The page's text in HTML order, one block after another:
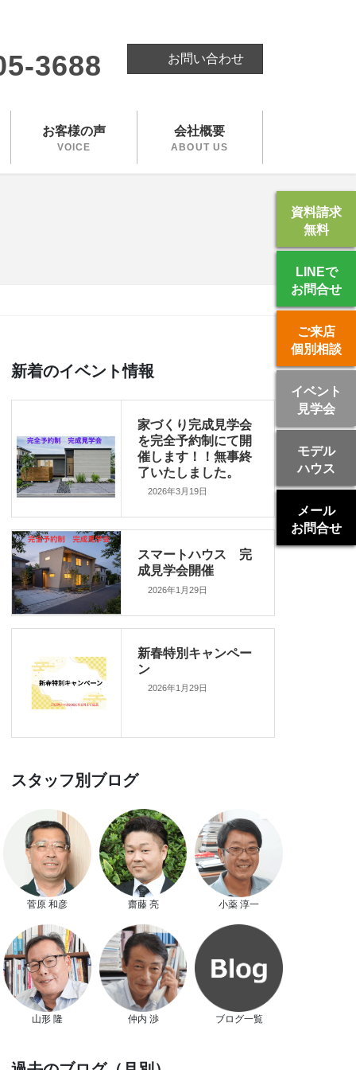
3688 お問い合わせ
お客様の声
VOICE
会社概要
ABOUT US
新着のイベント情報
家づくり完成見学会
を完全予約制にて開
催します！！無事終
了いたしました。
2026年3月19日
スマートハウス 完
成見学会開催
2026年1月29日
新春特別キャンペー
ン
2026年1月29日
スタッフ別ブログ
菅原 和彦 齋藤 亮 小薬 淳一
山形 隆 仲内 渉 ブログ一覧
資料請求
無料
LINEで
お問合せ
ご来店
個別相談
イベント
見学会
モデル
ハウス
メール
お問合せ